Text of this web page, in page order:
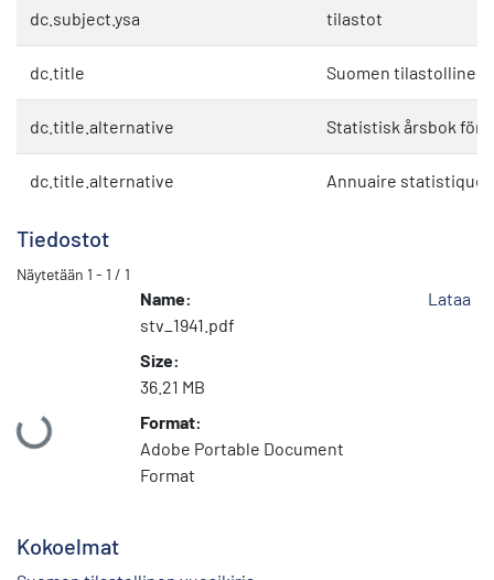
dc.subject.ysa tilastot
dc.title Suomen tilastollinen
dc.title.alternative Statistisk årsbok för
dc.title.alternative Annuaire statistique
Tiedostot
Näytetään 1 - 1 / 1
Ladataan...
Name:
stv_1941.pdf
Size:
36.21 MB
Format:
Adobe Portable Document
Format
Lataa
Kokoelmat